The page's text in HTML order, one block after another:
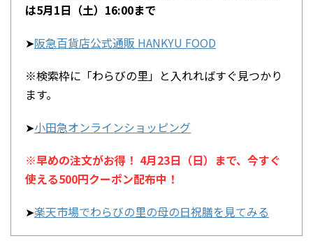
は5月1日（土）16:00まで
➤阪急百貨店公式通販 HANKYU FOOD
※検索枠に「わらびの里」と入れればすぐ見つかり
ます。
➤小田急オンラインショッピング
※早めの注文がお得！ 4月23日（日）まで、今すぐ
使える500円クーポン配布中！
➤楽天市場でわらびの里の母の日祝膳を見てみる